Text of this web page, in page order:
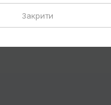
Закрити